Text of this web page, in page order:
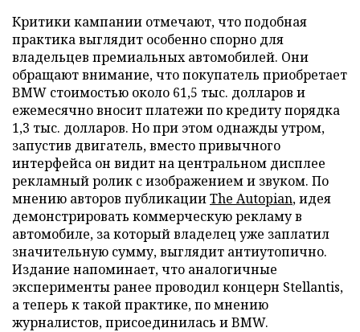
Критики кампании отмечают, что подобная
практика выглядит особенно спорно для
владельцев премиальных автомобилей. Они
обращают внимание, что покупатель приобретает
BMW стоимостью около 61,5 тыс. долларов и
ежемесячно вносит платежи по кредиту порядка
1,3 тыс. долларов. Но при этом однажды утром,
запустив двигатель, вместо привычного
интерфейса он видит на центральном дисплее
рекламный ролик с изображением и звуком. По
мнению авторов публикацииThe Autopian, идея
демонстрировать коммерческую рекламу в
автомобиле, за который владелец уже заплатил
значительную сумму, выглядит антиутопично.
Издание напоминает, что аналогичные
эксперименты ранее проводил концерн Stellantis,
а теперь к такой практике, по мнению
журналистов, присоединилась и BMW.